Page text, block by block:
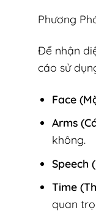
Phương
Để nhận
cáo sử
Face
Arms
không.
Speech
Time
quan